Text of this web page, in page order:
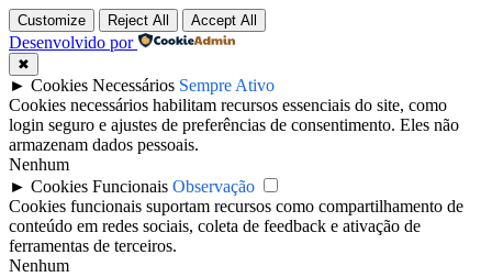
Customize Reject All Accept All
Desenvolvido por
✖
► Cookies Necessários Sempre Ativo
Cookies necessários habilitam recursos essenciais do site, como
login seguro e ajustes de preferências de consentimento. Eles não
armazenam dados pessoais.
Nenhum
► Cookies Funcionais Observação
Cookies funcionais suportam recursos como compartilhamento de
conteúdo em redes sociais, coleta de feedback e ativação de
ferramentas de terceiros.
Nenhum